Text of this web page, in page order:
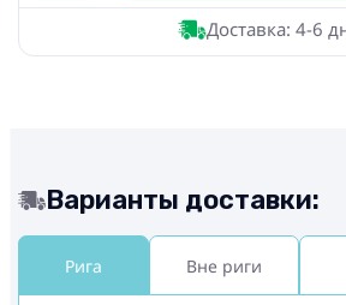
Доставка: 4-6
Варианты доставки:
Рига Вне риги